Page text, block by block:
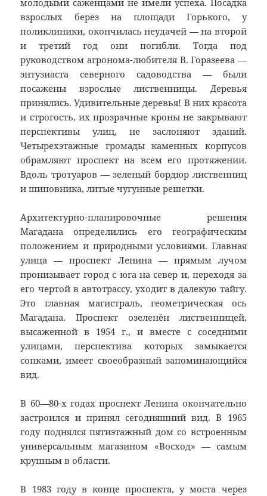
молодыми саженцами не имели успеха. Посадка
взрослых берез на площади Горького, у
поликлиники, окончилась неудачей — на второй
и третий год они погибли. Тогда под
руководством агронома-любителя В. Горазеева —
энтузиаста северного садоводства — были
посажены взрослые лиственницы. Деревья
принялись. Удивительные деревья! В них красота
и строгость, их прозрачные кроны не закрывают
перспективы улиц, не заслоняют зданий.
Четырехэтажные громады каменных корпусов
обрамляют проспект на всем его протяжении.
Вдоль тротуаров — зеленый бордюр лиственниц
и шиповника, литые чугунные решетки.
Архитектурно-планировочные решения
Магадана определились его географическим
положением и природными условиями. Главная
улица — проспект Ленина — прямым лучом
пронизывает город с юга на север и, переходя за
его чертой в автотрассу, уходит в далекую тайгу.
Это главная магистраль, геометрическая ось
Магадана. Проспект озеленён лиственницей,
высаженной в 1954 г., и вместе с соседними
улицами, перспектива которых замыкается
сопками, имеет своеобразный запоминающийся
вид.
В 60—80-х годах проспект Ленина окончательно
застроился и принял сегодняшний вид. В 1965
году поднялся пятиэтажный дом со встроенным
универсальным магазином «Восход» — самым
крупным в области.
В 1983 году в конце проспекта, у моста через